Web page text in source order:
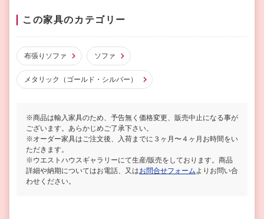
この家具のカテゴリー
布張りソファ ソファ
メタリック（ゴールド・シルバー）
※商品は輸入家具のため、予告無く価格変更、販売中止になる事が
ございます。あらかじめご了承下さい。
※オーダー家具はご注文後、入荷までに３ヶ月〜４ヶ月お時間をい
ただきます。
※ウエストハウスギャラリーにて生産/販売をしております。商品
詳細や納期についてはお電話、又はお問合せフォーム よりお問い合
わせください。